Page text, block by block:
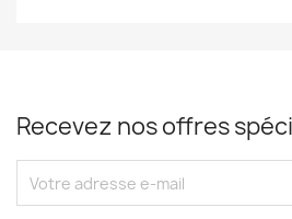
Recevez nos offres